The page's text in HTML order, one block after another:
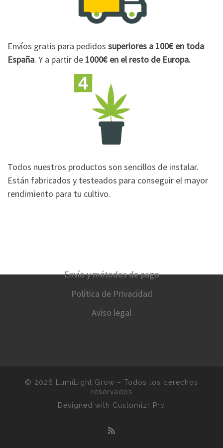
Envíos gratis para pedidos superiores a 100€ en toda
España. Y a partir de 1000€ en el resto de Europa.
Todos nuestros productos son sencillos de instalar.
Están fabricados y testeados para conseguir el mayor
rendimiento para tu cultivo.
Envío y métodos de pago
Política de Privacidad
Aviso legal
© 2026 LumiLight Grow – Todos los derechos
reservados
Designed with Customizr Pro